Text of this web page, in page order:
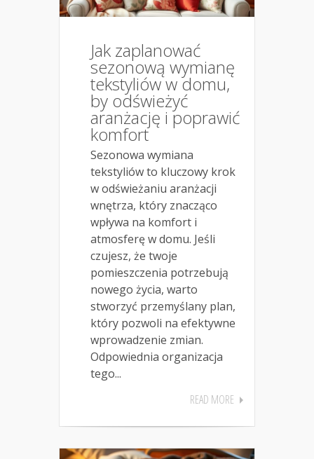
Jak zaplanować
sezonową wymianę
tekstyliów w domu,
by odświeżyć
aranżację i poprawić
komfort
Sezonowa wymiana
tekstyliów to kluczowy krok
w odświeżaniu aranżacji
wnętrza, który znacząco
wpływa na komfort i
atmosferę w domu. Jeśli
czujesz, że twoje
pomieszczenia potrzebują
nowego życia, warto
stworzyć przemyślany plan,
który pozwoli na efektywne
wprowadzenie zmian.
Odpowiednia organizacja
tego...
READ MORE